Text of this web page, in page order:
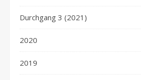
Durchgang 3 (2021)
2020
2019